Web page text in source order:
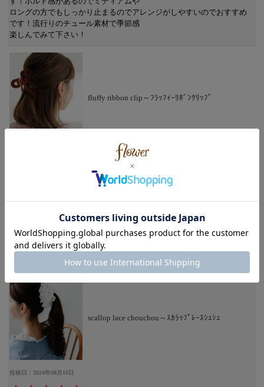
ロングの方でもしっかり止まるのでアレンジがしやすいのでおすすめ
です！流行りのチュール素材で季節感
楽しんでみて下さい！
fluffy ribbon clip～ﾌﾗｯﾌｨｰﾘﾎﾞﾝｸﾘｯﾌﾟ
ベロア素材が珍しくブラックを購入しました！
オフィスや冠婚葬祭などシーンによってはオールシーズン向けなので
今の時期から晩秋アイテムとしても
使えます！ヘアアレンジとしても使い勝手がいいので
おすすめです！
scallop lace chouchou～ｽｶﾗｯﾌﾟﾚｰｽｼｭｼｭ
投稿日：2024年08月16日